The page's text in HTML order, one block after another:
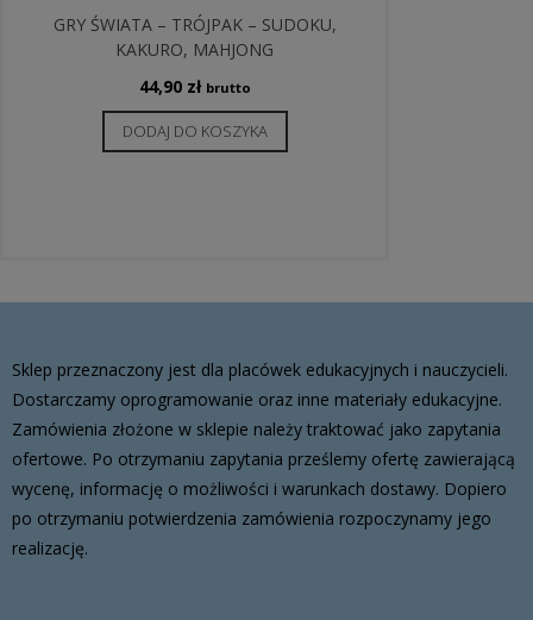
GRY ŚWIATA – TRÓJPAK – SUDOKU,
KAKURO, MAHJONG
44,90 zł brutto
DODAJ DO KOSZYKA
Sklep przeznaczony jest dla placówek edukacyjnych i nauczycieli.
Dostarczamy oprogramowanie oraz inne materiały edukacyjne.
Zamówienia złożone w sklepie należy traktować jako zapytania
ofertowe. Po otrzymaniu zapytania prześlemy ofertę zawierającą
wycenę, informację o możliwości i warunkach dostawy. Dopiero
po otrzymaniu potwierdzenia zamówienia rozpoczynamy jego
realizację.